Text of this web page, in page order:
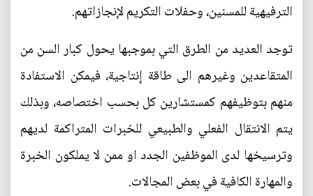
الترفيهية للمسنين، وحفلات التكريم لإنجازاتهم.
توجد العديد من الطرق التي بموجبها يحول كبار السن من
المتقاعدين وغيرهم الى طاقة إنتاجية، فيمكن الاستفادة
منهم بتوظيفهم كمستشارين كل بحسب اختصاصه، وبذلك
يتم الانتقال الفعلي والطبيعي للخبرات المتراكمة لديهم
وترسيخها لدى الموظفين الجدد او ممن لا يملكون الخبرة
والمهارة الكافية في بعض المجالات.